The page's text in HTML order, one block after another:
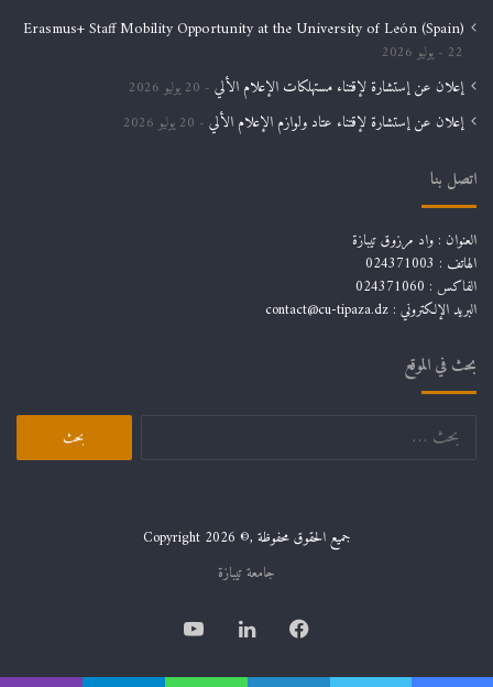
Erasmus+ Staff Mobility Opportunity at the University of León (Spain)
22 يوليو 2026
إعلان عن إستشارة لإقتناء مستهلكات الإعلام الألي 20 يوليو 2026
إعلان عن إستشارة لإقتناء عتاد ولوازم الإعلام الألي 20 يوليو 2026
اتصل بنا
العنوان : واد مرزوق تيبازة
الهاتف : 024371003
الفاكس : 024371060
البريد الإلكتروني : contact@cu-tipaza.dz
بحث في الموقع
البحث
جميع الحقوق محفوظة ,© Copyright 2026
جامعة تيبازة
فيسبوكلينكدإن يوتيوب